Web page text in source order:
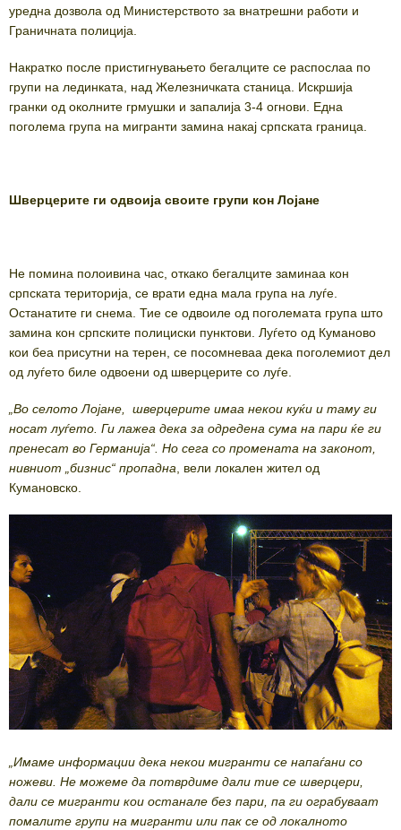
уредна дозвола од Министерството за внатрешни работи и
Граничната полиција.
Накратко после пристигнувањето бегалците се распослаа по
групи на лединката, над Железничката станица. Искршија
гранки од околните грмушки и запалија 3-4 огнови. Една
поголема група на мигранти замина накај српската граница.
Шверцерите ги одвоија своите групи кон Лојане
Не помина полoивина час, откако бегалците заминаа кон
српската територија, се врати една мала група на луѓе.
Останатите ги снема. Тие се одвоиле од поголемата група што
замина кон српските полициски пунктови. Луѓето од Куманово
кои беа присутни на терен, се посомневаа дека поголемиот дел
од луѓето биле одвоени од шверцерите со луѓе.
„Во селото Лојане, шверцерите имаа некои куќи и таму ги
носат луѓето. Ги лажеа дека за одредена сума на пари ќе ги
пренесат во Германија“. Но сега со промената на законот,
нивниот „бизнис“ пропадна , вели локален жител од
Кумановско.
„Имаме информации дека некои мигранти се напаѓани со
ножеви. Не можеме да потврдиме дали тие се шверцери,
дали се мигранти кои останале без пари, па ги ограбуваат
помалите групи на мигранти или пак се од локалното